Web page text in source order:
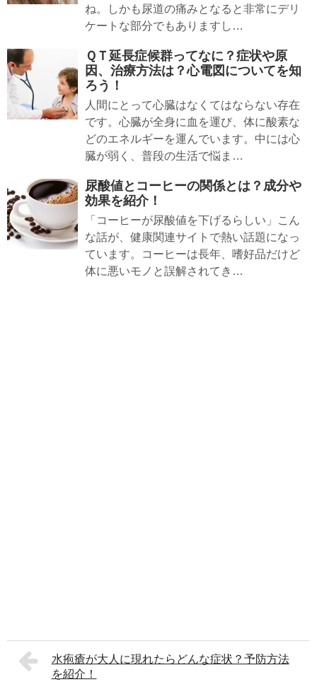
ね。しかも尿道の痛みとなると非常にデリ
ケートな部分でもありますし…
ＱＴ延長症候群ってなに？症状や原
因、治療方法は？心電図についてを知
ろう！
人間にとって心臓はなくてはならない存在
です。心臓が全身に血を運び、体に酸素な
どのエネルギーを運んでいます。中には心
臓が弱く、普段の生活で悩ま…
尿酸値とコーヒーの関係とは？成分や
効果を紹介！
「コーヒーが尿酸値を下げるらしい」こん
な話が、健康関連サイトで熱い話題になっ
ています。コーヒーは長年、嗜好品だけど
体に悪いモノと誤解されてき…
水疱瘡が大人に現れたらどんな症状？予防方法
を紹介！